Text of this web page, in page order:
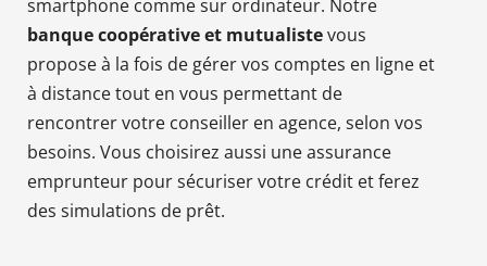
smartphone comme sur ordinateur. Notre
banque coopérative et mutualistevous
propose à la fois de gérer vos comptes en ligne et
à distance tout en vous permettant de
rencontrer votre conseiller en agence, selon vos
besoins. Vous choisirez aussi une assurance
emprunteur pour sécuriser votre crédit et ferez
des simulations de prêt.